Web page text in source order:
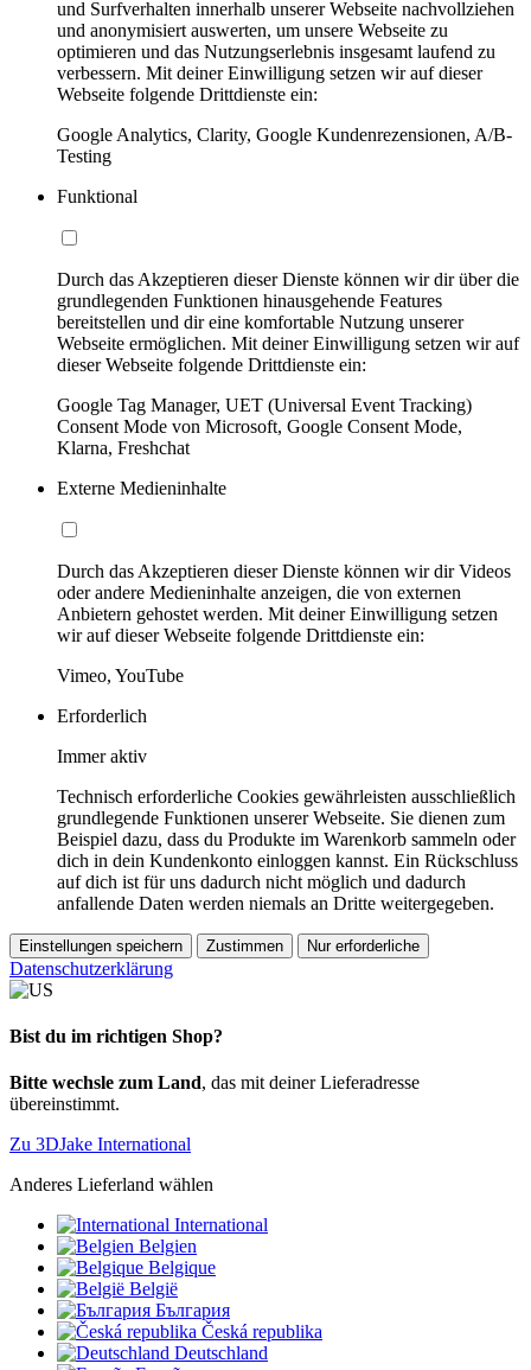
und Surfverhalten innerhalb unserer Webseite nachvollziehen
und anonymisiert auswerten, um unsere Webseite zu
optimieren und das Nutzungserlebnis insgesamt laufend zu
verbessern. Mit deiner Einwilligung setzen wir auf dieser
Webseite folgende Drittdienste ein:
Google Analytics, Clarity, Google Kundenrezensionen, A/B-
Testing
Funktional
Durch das Akzeptieren dieser Dienste können wir dir über die
grundlegenden Funktionen hinausgehende Features
bereitstellen und dir eine komfortable Nutzung unserer
Webseite ermöglichen. Mit deiner Einwilligung setzen wir auf
dieser Webseite folgende Drittdienste ein:
Google Tag Manager, UET (Universal Event Tracking)
Consent Mode von Microsoft, Google Consent Mode,
Klarna, Freshchat
Externe Medieninhalte
Durch das Akzeptieren dieser Dienste können wir dir Videos
oder andere Medieninhalte anzeigen, die von externen
Anbietern gehostet werden. Mit deiner Einwilligung setzen
wir auf dieser Webseite folgende Drittdienste ein:
Vimeo, YouTube
Erforderlich
Immer aktiv
Technisch erforderliche Cookies gewährleisten ausschließlich
grundlegende Funktionen unserer Webseite. Sie dienen zum
Beispiel dazu, dass du Produkte im Warenkorb sammeln oder
dich in dein Kundenkonto einloggen kannst. Ein Rückschluss
auf dich ist für uns dadurch nicht möglich und dadurch
anfallende Daten werden niemals an Dritte weitergegeben.
Einstellungen speichern Zustimmen Nur erforderliche
Datenschutzerklärung
Bist du im richtigen Shop?
Bitte wechsle zum Land, das mit deiner Lieferadresse
übereinstimmt.
Zu 3DJake International
Anderes Lieferland wählen
International
Belgien
Belgique
België
България
Česká republika
Deutschland